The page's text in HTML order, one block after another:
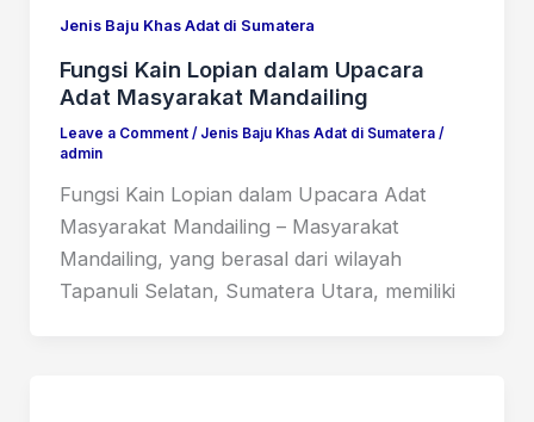
Jenis Baju Khas Adat di Sumatera
Fungsi Kain Lopian dalam Upacara
Adat Masyarakat Mandailing
Leave a Comment / Jenis Baju Khas Adat di Sumatera/
admin
Fungsi Kain Lopian dalam Upacara Adat
Masyarakat Mandailing – Masyarakat
Mandailing, yang berasal dari wilayah
Tapanuli Selatan, Sumatera Utara, memiliki